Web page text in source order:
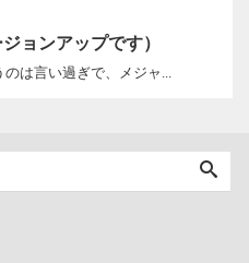
ョンアップです）
は言い過ぎで、メジャ...